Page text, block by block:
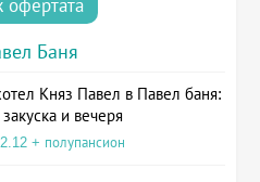
офертата
Баня
Княз Павел в Павел баня:
и вечеря
+ полупансион